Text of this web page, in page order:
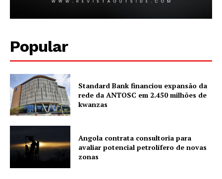
Política de Privacidade
Contactos
Minha conta
Popular
Standard Bank financiou expansão da
rede da ANTOSC em 2.450 milhões de
kwanzas
Angola contrata consultoria para
avaliar potencial petrolífero de novas
zonas